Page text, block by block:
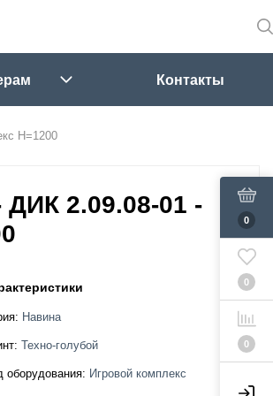
Контакты
0
0
0
H=1200
ДИК 2.09.08-01 -
Навина
Техно-голубой
оборудования: Игровой комплекс